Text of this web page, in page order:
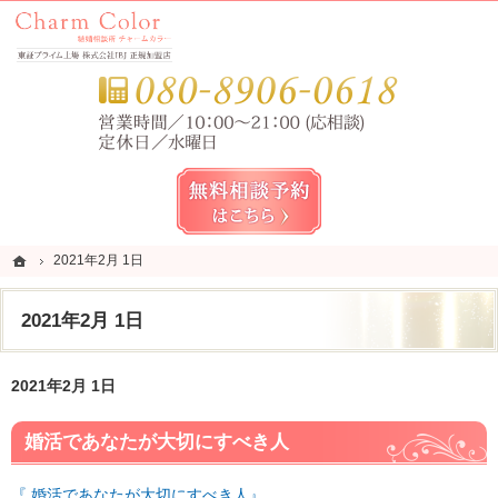
ホーム
2021年2月 1日
2021年2月 1日
錦糸町・亀戸・平井の結婚相談所なら当相談所へ。
錦糸町・亀戸・平井の結婚相談所なら短期成婚を目指すCharm Color (チャームカラー)
2021年2月 1日
婚活であなたが大切にすべき人
ホーム
2021年2月 1日